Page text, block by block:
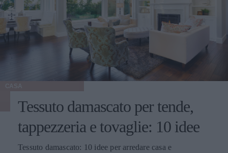
Tessuto damascato per tende,
tappezzeria e tovaglie: 10 idee
Tessuto damascato: 10 idee per arredare casa e